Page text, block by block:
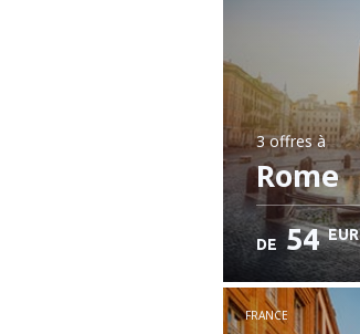
3 offresà
Rome
DE 54 EUR
FRANCE